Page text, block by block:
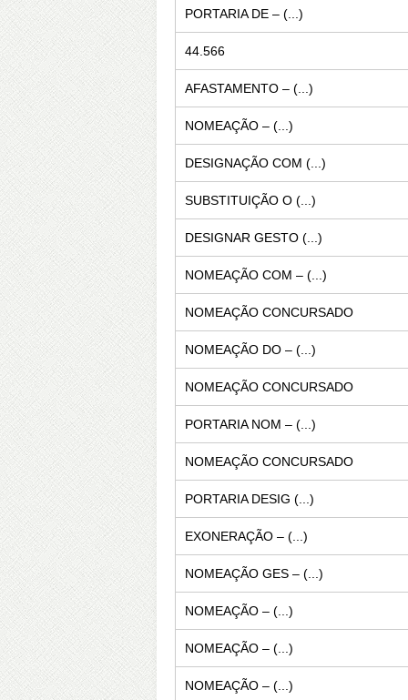
PORTARIA DE – (...)
44.566
AFASTAMENTO – (...)
NOMEAÇÃO – (...)
DESIGNAÇÃO COM (...)
SUBSTITUIÇÃO O (...)
DESIGNAR GESTO (...)
NOMEAÇÃO COM – (...)
NOMEAÇÃO CONCURSADO
NOMEAÇÃO DO – (...)
NOMEAÇÃO CONCURSADO
PORTARIA NOM – (...)
NOMEAÇÃO CONCURSADO
PORTARIA DESIG (...)
EXONERAÇÃO – (...)
NOMEAÇÃO GES – (...)
NOMEAÇÃO – (...)
NOMEAÇÃO – (...)
NOMEAÇÃO – (...)